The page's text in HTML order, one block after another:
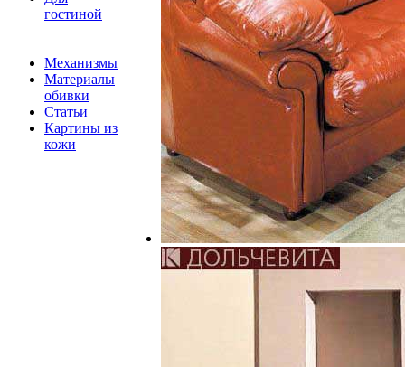
гостиной
Механизмы
Материалы
обивки
Статьи
Картины из
кожи